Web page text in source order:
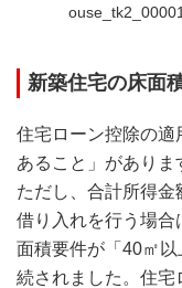
新築住宅の床面
住宅ローン控除の
あること」がありま
ただし、合計所得
借り入れを行う場合
面積要件が「40㎡
続されました。住宅